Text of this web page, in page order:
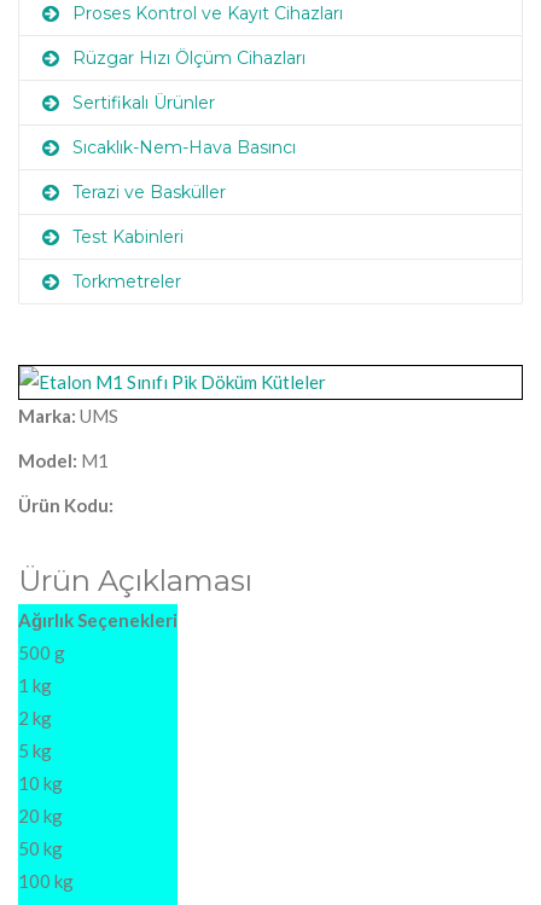
Proses Kontrol ve Kayıt Cihazları
Rüzgar Hızı Ölçüm Cihazları
Sertifikalı Ürünler
Sıcaklık-Nem-Hava Basıncı
Terazi ve Basküller
Test Kabinleri
Torkmetreler
Marka: UMS
Model: M1
Ürün Kodu:
Ürün Açıklaması
Ağırlık Seçenekleri
500 g
1 kg
2 kg
5 kg
10 kg
20 kg
50 kg
100 kg